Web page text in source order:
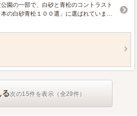
～17：00 ■設備 売店, フリーサイ
ーション 湖畔, 高原, 星空
ンタル, 予約必要
園の一部で、白砂と青松のコントラスト
の白砂青松１００選」に選ばれていま
る次の15件を表示（全29件）